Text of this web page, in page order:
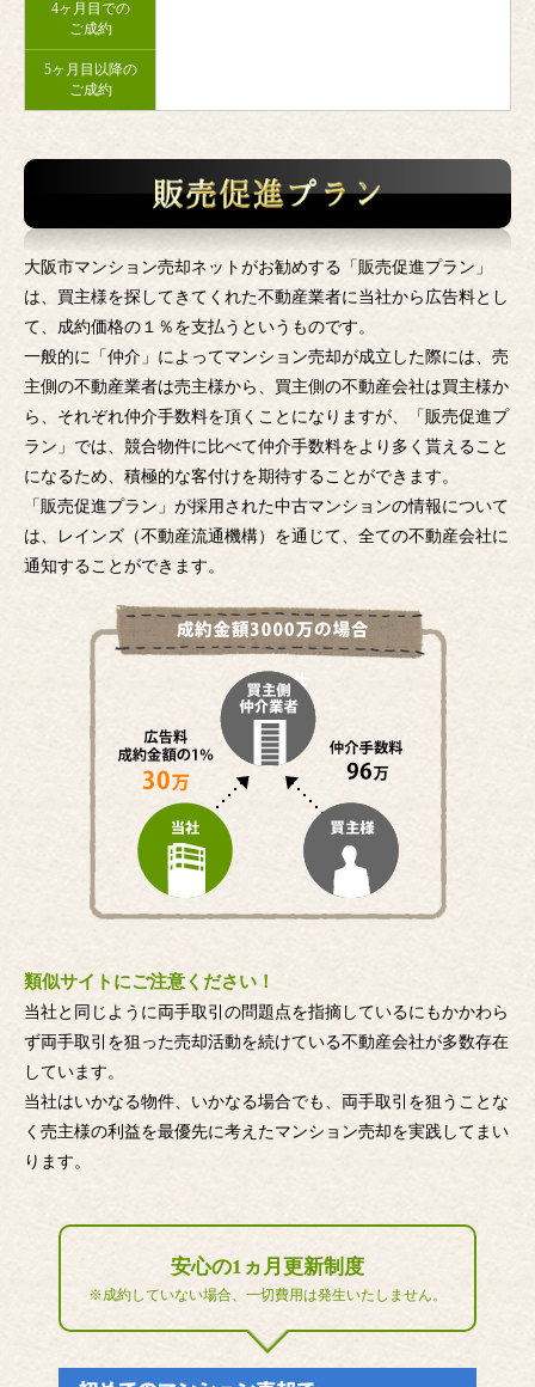
4ヶ月目での
ご成約
5ヶ月目以降の
ご成約
大阪市マンション売却ネットがお勧めする「販売促進プラン」
は、買主様を探してきてくれた不動産業者に当社から広告料とし
て、成約価格の１％を支払うというものです。
一般的に「仲介」によってマンション売却が成立した際には、売
主側の不動産業者は売主様から、買主側の不動産会社は買主様か
ら、それぞれ仲介手数料を頂くことになりますが、「販売促進プ
ラン」では、競合物件に比べて仲介手数料をより多く貰えること
になるため、積極的な客付けを期待することができます。
「販売促進プラン」が採用された中古マンションの情報について
は、レインズ（不動産流通機構）を通じて、全ての不動産会社に
通知することができます。
類似サイトにご注意ください！
当社と同じように両手取引の問題点を指摘しているにもかかわら
ず両手取引を狙った売却活動を続けている不動産会社が多数存在
しています。
当社はいかなる物件、いかなる場合でも、両手取引を狙うことな
く売主様の利益を最優先に考えたマンション売却を実践してまい
ります。
安心の1ヵ月更新制度
※成約していない場合、一切費用は発生いたしません。